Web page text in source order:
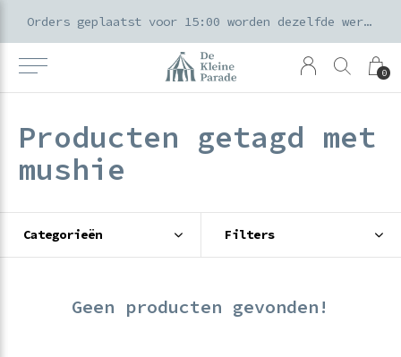
0
Orders geplaatst voor 15:00 worden dezelfde werkdag verzonden
Producten getagd met
mushie
Categorieën Filters
Geen producten gevonden!